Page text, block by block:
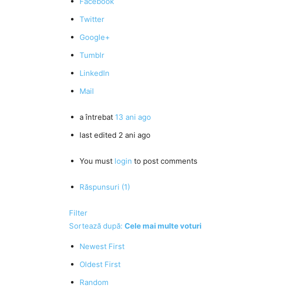
Twitter
Google+
Tumblr
LinkedIn
Mail
a întrebat 13 ani ago
last edited 2 ani ago
You must login to post comments
Răspunsuri (1)
Filter
Sortează după: Cele mai multe voturi
Newest First
Oldest First
Random